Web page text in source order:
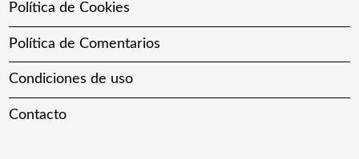
Política de Cookies
Política de Comentarios
Condiciones de uso
Contacto